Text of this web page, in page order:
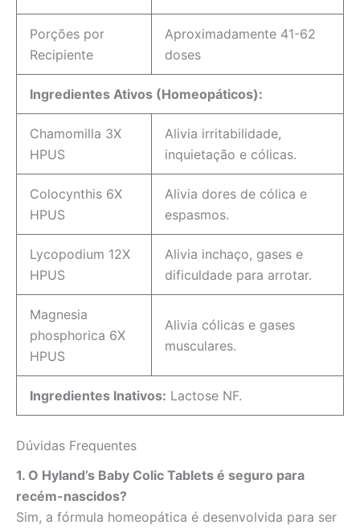
Porções por
Recipiente
Aproximadamente 41-62
doses
Ingredientes Ativos (Homeopáticos):
Chamomilla 3X
HPUS
Alivia irritabilidade,
inquietação e cólicas.
Colocynthis 6X
HPUS
Alivia dores de cólica e
espasmos.
Lycopodium 12X
HPUS
Alivia inchaço, gases e
dificuldade para arrotar.
Magnesia
phosphorica 6X
HPUS
Alivia cólicas e gases
musculares.
Ingredientes Inativos: Lactose NF.
Dúvidas Frequentes
1. O Hyland’s Baby Colic Tablets é seguro para
recém-nascidos?
Sim, a fórmula homeopática é desenvolvida para ser